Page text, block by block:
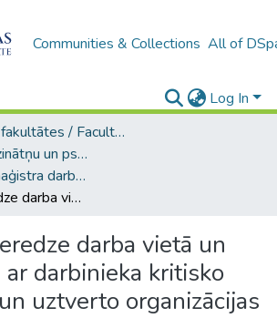
Communities & Collections All of
Log In
B4 – LU fakultātes / Faculties of the UL
A -- Izglītības zinātņu un psiholoģijas fakultāte / Faculty of Education Sciences and Psychology
Bakalaura un maģistra darbi (PPMF) / Bachelor's and Master's theses
Mobinga pieredze darba vietā un tās saistība ar darbinieka kritisko domāšanu un uztverto organizācijas atbalstu
darba vietā un
darbinieka kritisko
uztverto organizācijas